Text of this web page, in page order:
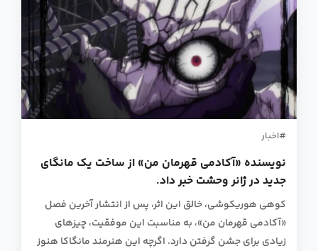
اخبار
نویسنده «آکادمی قهرمان من» از ساخت یک مانگای
جدید در ژانر وحشت خبر داد.
کوهی هوریکوشی، خالق این اثر، پس از انتشار آخرین فصل
«آکادمی قهرمان من»، به مناسبت این موفقیت، چیزهای
زیادی برای جشن گرفتن دارد. اگرچه این هنرمند مانگاکا هنوز